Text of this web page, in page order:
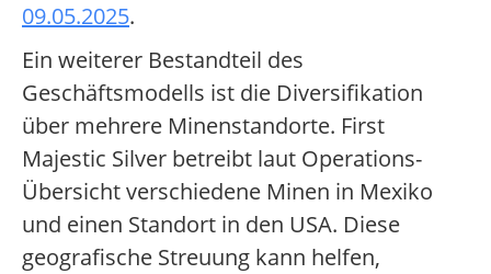
09.05.2025.
Ein weiterer Bestandteil des
Geschäftsmodells ist die Diversifikation
über mehrere Minenstandorte. First
Majestic Silver betreibt laut Operations-
Übersicht verschiedene Minen in Mexiko
und einen Standort in den USA. Diese
geografische Streuung kann helfen,